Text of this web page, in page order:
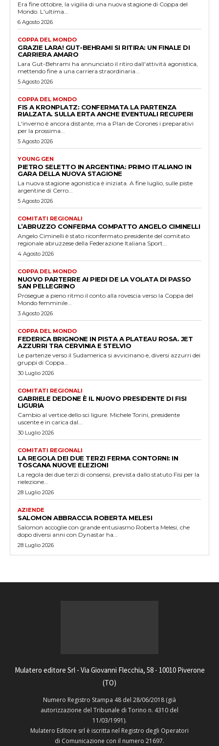
Era fine ottobre, la vigilia di una nuova stagione di Coppa del
Mondo. L'ultima...
6 Agosto 2026
COPPA DEL MONDO
GRAZIE LARA! GUT-BEHRAMI SI RITIRA: UN FINALE DI
CARRIERA AMARO
Lara Gut-Behrami ha annunciato il ritiro dall'attività agonistica,
mettendo fine a una carriera straordinaria...
5 Agosto 2026
COPPA DEL MONDO
FIS A KRONPLATZ: CONFERMATA LA PARTENZA
RIALZATA. SULLA ERTA ANCHE EVENTUALI RECUPERI
L'inverno è ancora distante, ma a Plan de Corones i preparativi
per la prossima...
5 Agosto 2026
YOUNG GEN
PIETRO SELETTO IN ARGENTINA: PRIMO ITALIANO IN
GARA DELLA NUOVA STAGIONE
La nuova stagione agonistica è iniziata. A fine luglio, sulle piste
argentine di Cerro...
5 Agosto 2026
COMITATI REGIONALI
L’ABRUZZO CONFERMA COMPATTO ANGELO CIMINELLI
Angelo Ciminelli è stato riconfermato presidente del comitato
regionale abruzzese della Federazione Italiana Sport...
4 Agosto 2026
COPPA DEL MONDO
NUOVO PARTERRE AI PIEDI DE LA VOLATA DI PASSO
SAN PELLEGRINO
Prosegue a pieno ritmo il conto alla rovescia verso la Coppa del
Mondo femminile...
3 Agosto 2026
COPPA DEL MONDO
FEDERICA BRIGNONE IN PISTA A PLATEAU ROSA. JET
AZZURRI TRA CERVINIA E STELVIO
Le partenze verso il Sudamerica si avvicinano e, diversi azzurri dei
gruppi di Coppa...
30 Luglio 2026
COMITATI REGIONALI
GABRIELE DEDONE È IL NUOVO PRESIDENTE DI FISI
LIGURIA
Cambio al vertice dello sci ligure. Michele Torini, presidente
uscente e in carica dal...
30 Luglio 2026
COMITATI REGIONALI
LA REGOLA DEI DUE TERZI FERMA CONTORNI: IN
TOSCANA NUOVE ELEZIONI
La regola dei due terzi di consensi, prevista dallo statuto Fisi per la
rielezione...
28 Luglio 2026
AZIENDE
SALOMON ABBRACCIA ROBERTA MELESI
Salomon accoglie con grande entusiasmo Roberta Melesi, che
dopo diversi anni con Dynastar ha...
28 Luglio 2026
Mulatero editore Srl - Via Giovanni Flecchia, 58 - 10010 Piverone
(TO)
Numero Registro Stampa 48 del 28/06/2018 (già
autorizzazione del Tribunale di Torino n. 4310 del
11/03/1991).
Mulatero Editore srl è iscritta nel Registro degli Operatori
di Comunicazione con il numero 21697.